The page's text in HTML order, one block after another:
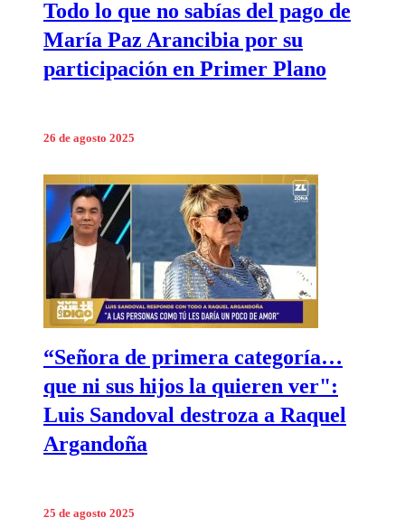
Todo lo que no sabías del pago de
María Paz Arancibia por su
participación en Primer Plano
26 de agosto 2025
“Señora de primera categoría…
que ni sus hijos la quieren ver":
Luis Sandoval destroza a Raquel
Argandoña
25 de agosto 2025